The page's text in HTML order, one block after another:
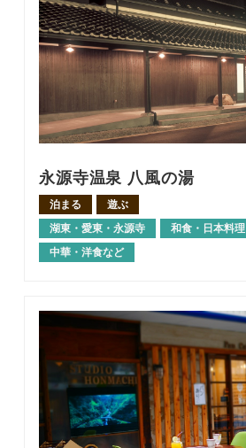
永源寺温泉 八風の湯
泊まる
遊ぶ
湖東・愛東・永源寺
和食・日本料理
中華・洋食など